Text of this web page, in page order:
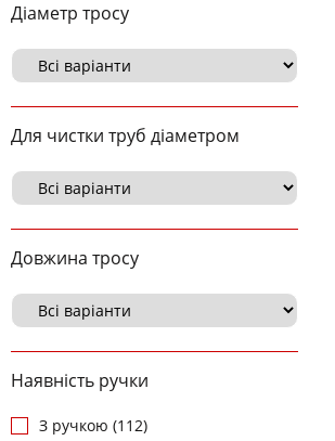
Діаметр тросу
Для чистки труб діаметром
Довжина тросу
Наявність ручки
З ручкою (112)